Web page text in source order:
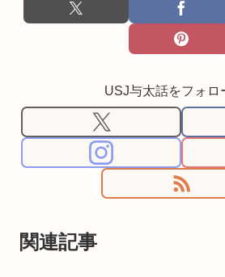
USJ与太話をフォロ
関連記事